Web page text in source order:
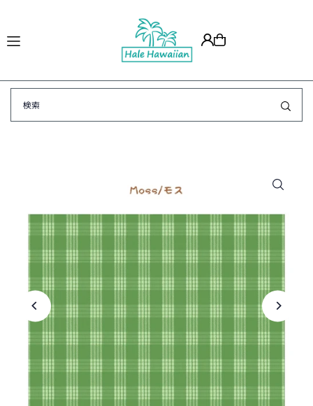
Translation missing: ja.accessibility.skip_to_text